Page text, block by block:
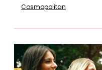
Cosmopolitan